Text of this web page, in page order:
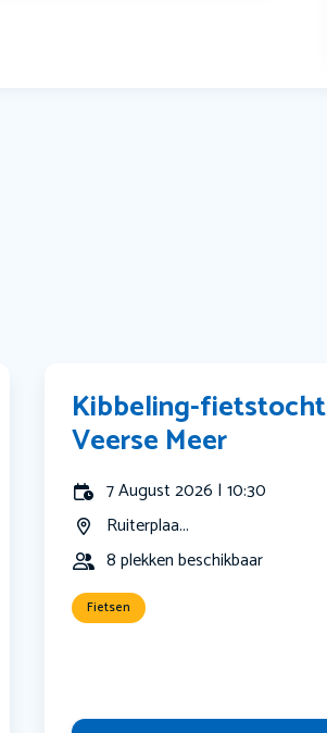
Kibbeling-fietstocht
Veerse Meer
7 August 2026 | 10:30
Ruiterplaa...
8 plekken beschikbaar
Fietsen